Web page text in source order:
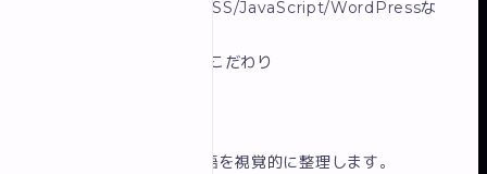
使用技術（HTML/CSS/JavaScript/WordPressな
工夫したポイント・こだわり
使用できるツール・言語を視覚的に整理します。